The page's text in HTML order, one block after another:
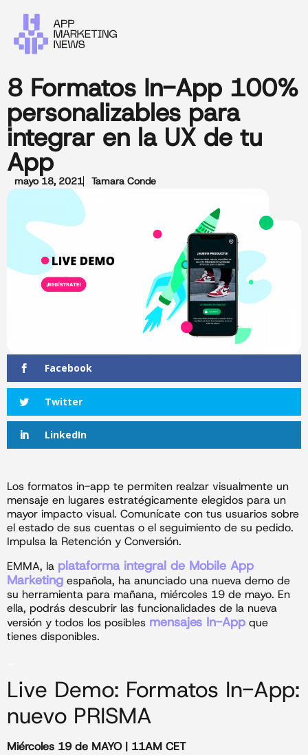
8 Formatos In-App 100%
personalizables para
integrar en la UX de tu
App
mayo 18, 2021 Tamara Conde
Facebook
Twitter
LinkedIn
Los formatos in-app te permiten realzar visualmente un
mensaje en lugares estratégicamente elegidos para un
mayor impacto visual. Comunícate con tus usuarios sobre
el estado de sus cuentas o el seguimiento de su pedido.
Impulsa la Retención y Conversión.
EMMA, la plataforma integral de Mobile App
Marketing española, ha anunciado una nueva demo de
su herramienta para mañana, miércoles 19 de mayo. En
ella, podrás descubrir las funcionalidades de la nueva
versión y todos los posibles mensajes In-App que
tienes disponibles.
Live Demo: Formatos In-App:
nuevo PRISMA
Miércoles 19 de MAYO | 11AM CET